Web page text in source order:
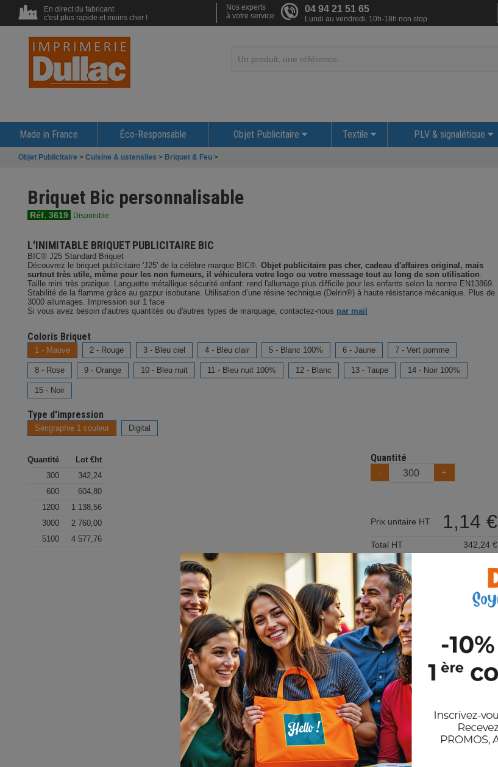
En direct du fabricant
c'est plus rapide et moins cher !
Nos experts
à votre service
04 94 21 51 65
Lundi au vendredi, 10h-18h non stop
Made in France Éco-Responsable Objet Publicitaire Textile PLV & signalétique
Objet Publicitaire > Cuisine & ustensiles > Briquet & Feu >
Briquet Bic personnalisable
Réf. 3619 Disponible
L'INIMITABLE BRIQUET PUBLICITAIRE BIC
BIC® J25 Standard Briquet
Découvrez le briquet publicitaire 'J25' de la célèbre marque BIC®. Objet publicitaire pas cher, cadeau d'affaires original, mais
surtout très utile, même pour les non fumeurs, il véhiculera votre logo ou votre message tout au long de son utilisation.
Taille mini très pratique. Languette métallique sécurité enfant: rend l'allumage plus difficile pour les enfants selon la norme EN13869.
Stabilité de la flamme grâce au gazpur isobutane. Utilisation d’une résine technique (Delrin®) à haute résistance mécanique. Plus de
3000 allumages. Impression sur 1 face
Si vous avez besoin d'autres quantités ou d'autres types de marquage, contactez-nous par mail
Coloris Briquet
1 - Mauve 2 - Rouge 3 - Bleu ciel 4 - Bleu clair 5 - Blanc 100% 6 - Jaune 7 - Vert pomme
8 - Rose 9 - Orange 10 - Bleu nuit 11 - Bleu nuit 100% 12 - Blanc 13 - Taupe 14 - Noir 100%
15 - Noir
Type d'impression
Sérigraphie 1 couleur Digital
Quantité
Lot €ht
300
342,24
600
604,80
1200
1 138,56
3000
2 760,00
5100
4 577,76
Quantité
- +
Prix unitaire HT 1,14 €
Total HT 342,24 €
Etape suivante
Fichier et Délai